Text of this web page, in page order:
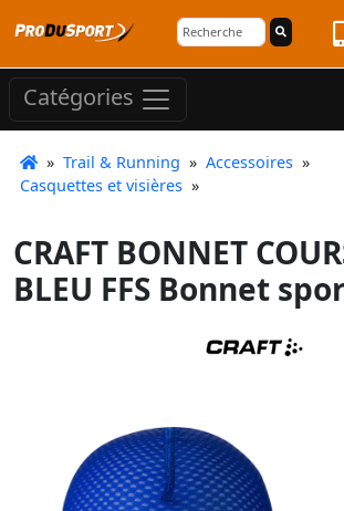
Catégories
» Trail & Running » Accessoires »
Casquettes et visières »
CRAFT BONNET
BLEU FFS Bonnet